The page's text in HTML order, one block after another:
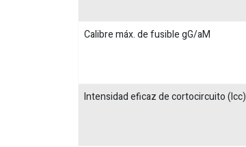
Calibre máx. de fusible gG/aM
Intensidad eficaz de cortocircuito (Icc)